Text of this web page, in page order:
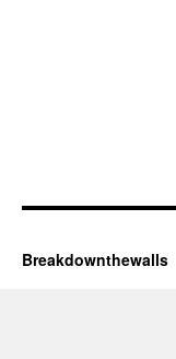
Breakdownthewalls